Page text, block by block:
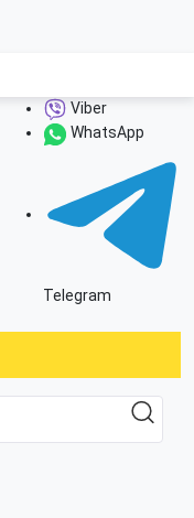
Viber
WhatsApp
Telegram